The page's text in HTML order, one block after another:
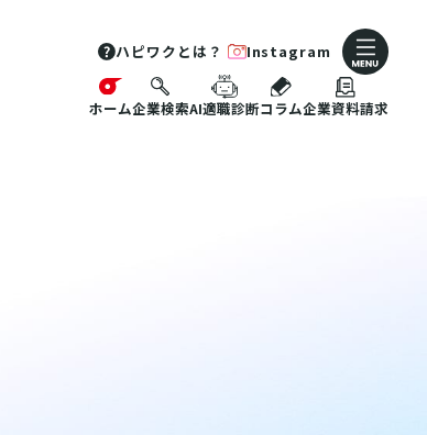
ハピワクとは？ Instagram
ホーム企業検索AI適職診断コラム企業資料請求